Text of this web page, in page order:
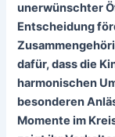
unerwünschter
Entscheidung
dafür, dass die
harmonischen
besonderen
Momente im